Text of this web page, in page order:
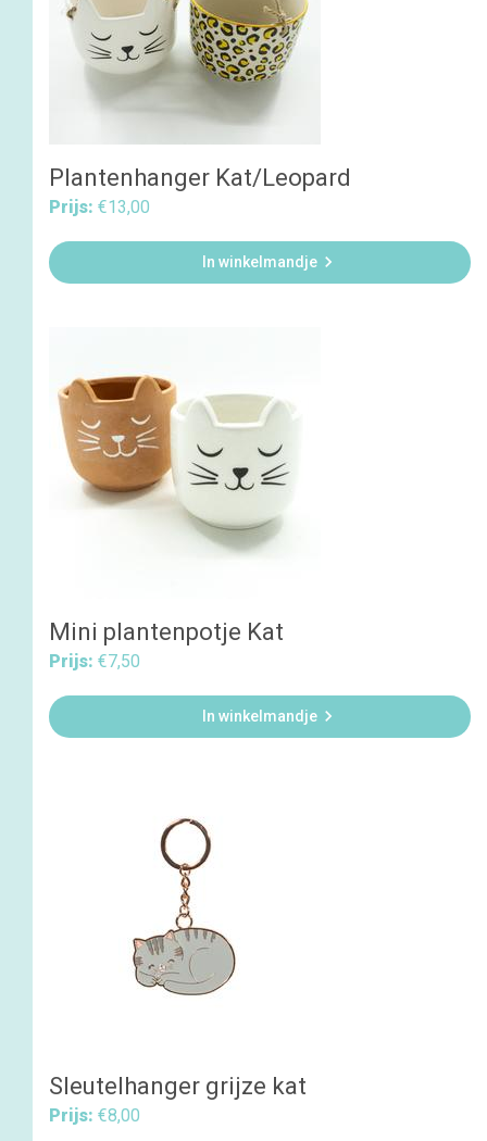
Plantenhanger Kat/Leopard
Prijs: €13,00
In winkelmandje 
Mini plantenpotje Kat
Prijs: €7,50
In winkelmandje 
Sleutelhanger grijze kat
Prijs: €8,00